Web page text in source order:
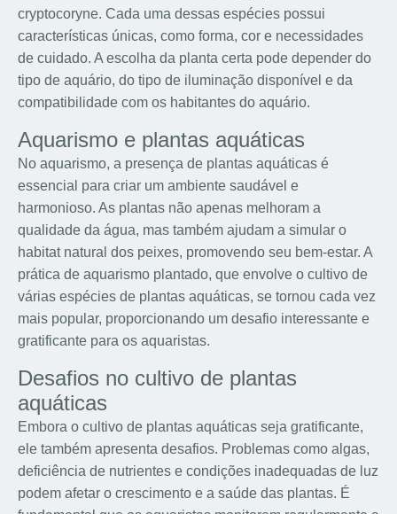
cryptocoryne. Cada uma dessas espécies possui
características únicas, como forma, cor e necessidades
de cuidado. A escolha da planta certa pode depender do
tipo de aquário, do tipo de iluminação disponível e da
compatibilidade com os habitantes do aquário.
Aquarismo e plantas aquáticas
No aquarismo, a presença de plantas aquáticas é
essencial para criar um ambiente saudável e
harmonioso. As plantas não apenas melhoram a
qualidade da água, mas também ajudam a simular o
habitat natural dos peixes, promovendo seu bem-estar. A
prática de aquarismo plantado, que envolve o cultivo de
várias espécies de plantas aquáticas, se tornou cada vez
mais popular, proporcionando um desafio interessante e
gratificante para os aquaristas.
Desafios no cultivo de plantas
aquáticas
Embora o cultivo de plantas aquáticas seja gratificante,
ele também apresenta desafios. Problemas como algas,
deficiência de nutrientes e condições inadequadas de luz
podem afetar o crescimento e a saúde das plantas. É